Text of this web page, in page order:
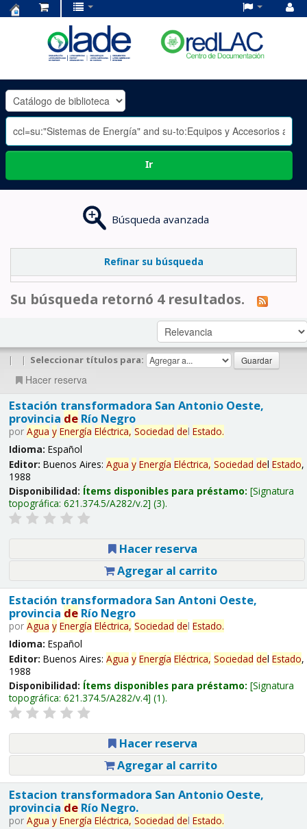
OLADE
-
Ir
Búsqueda avanzada
Refinar su búsqueda
Su búsqueda retornó 4 resultados.
| | Seleccionar títulos para:
Hacer reserva
Estación transformadora San Antonio Oeste,
provincia deRío Negro
por Agua y Energía Eléctrica, Sociedad del Estado.
Idioma: Español
Editor: Buenos Aires: Agua y Energía Eléctrica, Sociedad del Estado,
1988
Disponibilidad: Ítems disponibles para préstamo: Signatura
topográfica: 621.374.5/A282/v.2 (3).
Hacer reserva
Agregar al carrito
Estación transformadora San Antoni Oeste,
provincia deRío Negro
por Agua y Energía Eléctrica, Sociedad del Estado.
Idioma: Español
Editor: Buenos Aires: Agua y Energía Eléctrica, Sociedad del Estado,
1988
Disponibilidad: Ítems disponibles para préstamo: Signatura
topográfica: 621.374.5/A282/v.4 (1).
Hacer reserva
Agregar al carrito
Estacion transformadora San Antonio Oeste,
provincia deRío Negro.
por Agua y Energía Eléctrica, Sociedad del Estado.